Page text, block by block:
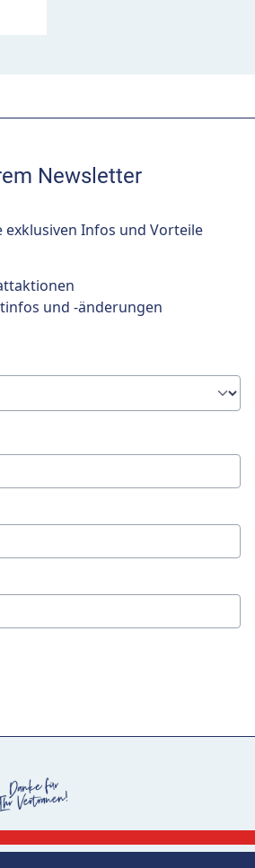
Newsletter
exklusiven Infos und Vorteile
und -änderungen